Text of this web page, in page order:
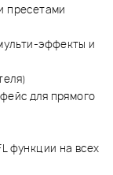
пресетами
эффекты и
для прямого
функции на всех